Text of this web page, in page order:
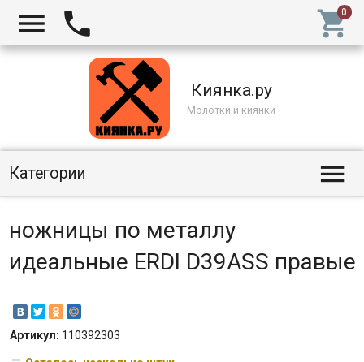
  
Киянка.ру
Молотки и киянки
Категории 
ножницы по металлу
идеальные ERDI D39ASS правые
Артикул: 110392303